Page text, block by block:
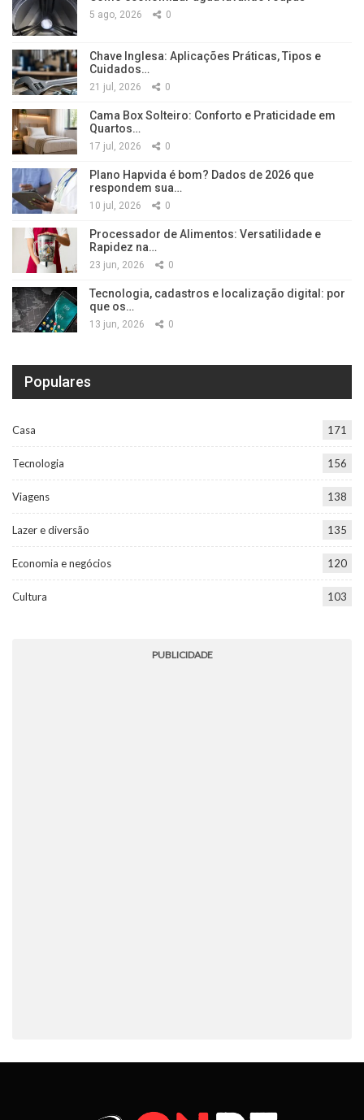
5 ago, 2026 0
Chave Inglesa: Aplicações Práticas, Tipos e
Cuidados…
21 jul, 2026 0
Cama Box Solteiro: Conforto e Praticidade em
Quartos…
17 jul, 2026 0
Plano Hapvida é bom? Dados de 2026 que
respondem sua…
10 jul, 2026 0
Processador de Alimentos: Versatilidade e
Rapidez na…
23 jun, 2026 0
Tecnologia, cadastros e localização digital: por
que os…
13 jun, 2026 0
Populares
Casa 171
Tecnologia 156
Viagens 138
Lazer e diversão 135
Economia e negócios 120
Cultura 103
PUBLICIDADE